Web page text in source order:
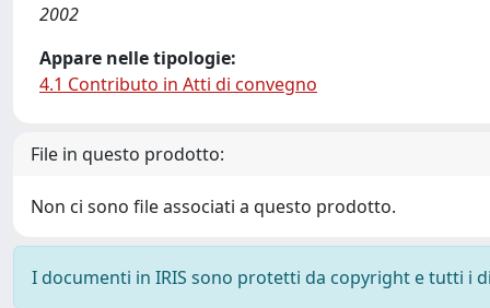
2002
Appare nelle tipologie:
4.1 Contributo in Atti di convegno
File in questo prodotto:
Non ci sono file associati a questo prodotto.
I documenti in IRIS sono protetti da copyright e tutti i